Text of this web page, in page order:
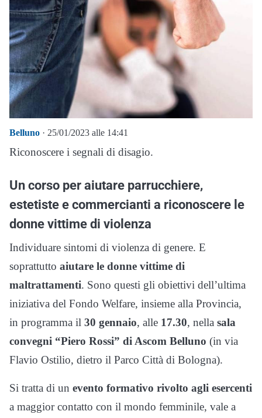
Belluno · 25/01/2023 alle 14:41
Riconoscere i segnali di disagio.
Un corso per aiutare parrucchiere,
estetiste e commercianti a riconoscere le
donne vittime di violenza
Individuare sintomi di violenza di genere. E
soprattutto aiutare le donne vittime di
maltrattamenti. Sono questi gli obiettivi dell’ultima
iniziativa del Fondo Welfare, insieme alla Provincia,
in programma il 30 gennaio, alle 17.30, nella sala
convegni “Piero Rossi” di Ascom Belluno (in via
Flavio Ostilio, dietro il Parco Città di Bologna).
Si tratta di un evento formativo rivolto agli esercenti
a maggior contatto con il mondo femminile, vale a